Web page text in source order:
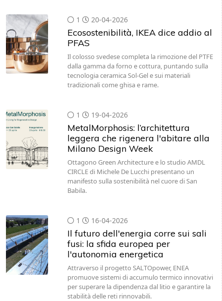
1 20-04-2026
Ecosostenibilità, IKEA dice addio al
PFAS
Il colosso svedese completa la rimozione del PTFE
dalla gamma da forno e cottura, puntando sulla
tecnologia ceramica Sol-Gel e sui materiali
tradizionali come ghisa e rame.
1 19-04-2026
MetalMorphosis: l’architettura
leggera che rigenera l'abitare alla
Milano Design Week
Ottagono Green Architecture e lo studio AMDL
CIRCLE di Michele De Lucchi presentano un
manifesto sulla sostenibilità nel cuore di San
Babila.
1 16-04-2026
Il futuro dell'energia corre sui sali
fusi: la sfida europea per
l'autonomia energetica
Attraverso il progetto SALTOpower, ENEA
promuove sistemi di accumulo termico innovativi
per superare la dipendenza dal litio e garantire la
stabilità delle reti rinnovabili.